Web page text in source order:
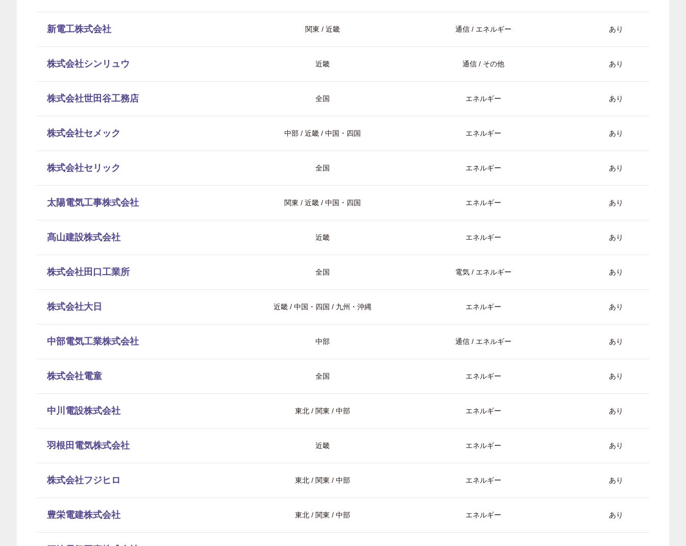
新電工株式会社 関東 / 近畿 通信 / エネルギー あり
株式会社シンリュウ 近畿 通信 / その他 あり
株式会社世田谷工務店 全国 エネルギー あり
株式会社セメック 中部 / 近畿 / 中国・四国 エネルギー あり
株式会社セリック 全国 エネルギー あり
太陽電気工事株式会社 関東 / 近畿 / 中国・四国 エネルギー あり
髙山建設株式会社 近畿 エネルギー あり
株式会社田口工業所 全国 電気 / エネルギー あり
株式会社大日 近畿 / 中国・四国 / 九州・沖縄 エネルギー あり
中部電気工業株式会社 中部 通信 / エネルギー あり
株式会社電童 全国 エネルギー あり
中川電設株式会社 東北 / 関東 / 中部 エネルギー あり
羽根田電気株式会社 近畿 エネルギー あり
株式会社フジヒロ 東北 / 関東 / 中部 エネルギー あり
豊栄電建株式会社 東北 / 関東 / 中部 エネルギー あり